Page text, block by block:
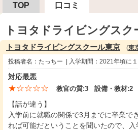
TOP 口コミ
トヨタドライビングス
トヨタドライビングスクール東京 (東
投稿者名：たっちー | 入学期間：2021年頃に
対応最悪
★☆☆☆☆ 教官の質:3 設備・教材:2
【話が違う】
入学前に就職の関係で3月までに卒業
れば可能だということを聞いたので、